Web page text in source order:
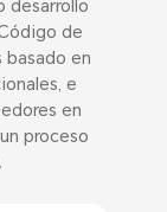
desarrollo
de
basado en
e
en
proceso